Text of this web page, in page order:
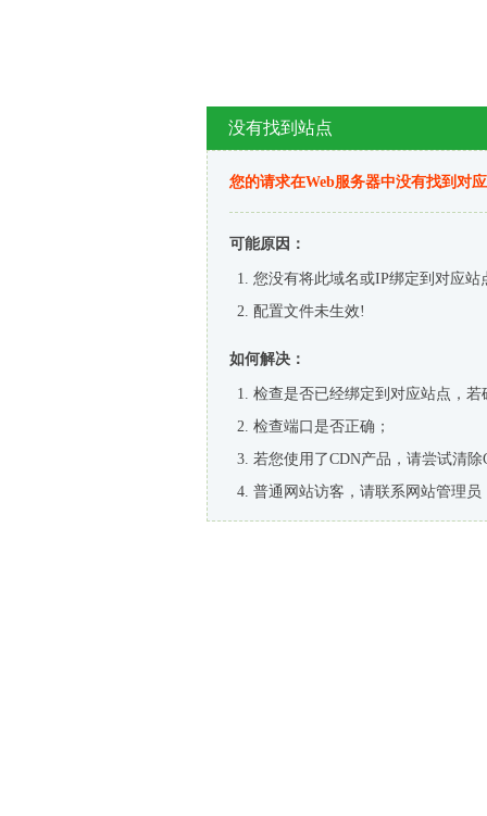
没有找到站点
您的请求在Web服务器中没有找到对
可能原因：
您没有将此域名或IP绑定到对应站
配置文件未生效!
如何解决：
检查是否已经绑定到对应站点，
检查端口是否正确；
若您使用了CDN产品，请尝试清除
普通网站访客，请联系网站管理员